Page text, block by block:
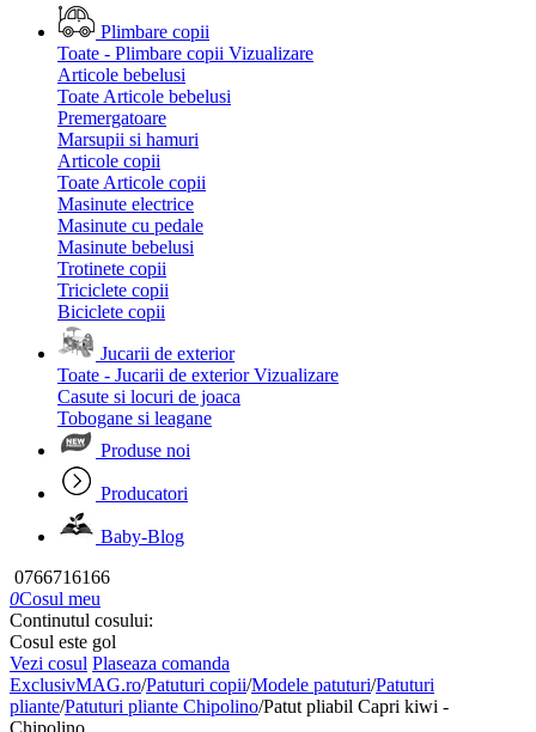
Plimbare copii
Toate - Plimbare copii Vizualizare
Articole bebelusi
Toate Articole bebelusi
Premergatoare
Marsupii si hamuri
Articole copii
Toate Articole copii
Masinute electrice
Masinute cu pedale
Masinute bebelusi
Trotinete copii
Triciclete copii
Biciclete copii
Jucarii de exterior
Toate - Jucarii de exterior Vizualizare
Casute si locuri de joaca
Tobogane si leagane
Produse noi
Producatori
Baby-Blog
0766716166
0Cosul meu
Continutul cosului:
Cosul este gol
Vezi cosul Plaseaza comanda
ExclusivMAG.ro/Patuturi copii/Modele patuturi/Patuturi
pliante/Patuturi pliante Chipolino/Patut pliabil Capri kiwi -
Chipolino